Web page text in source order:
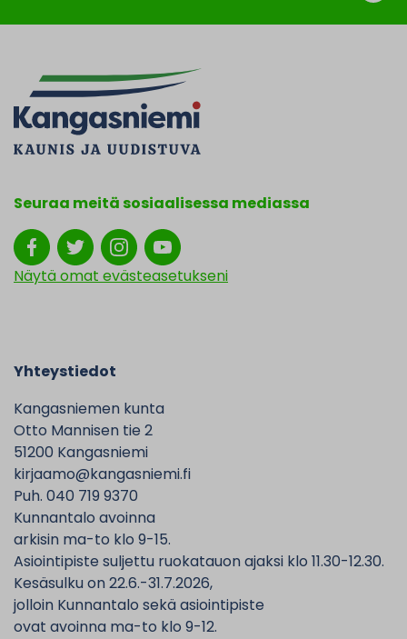
Seuraa meitä sosiaalisessa mediassa
Näytä omat evästeasetukseni
Yhteystiedot
Kangasniemen kunta
Otto Mannisen tie 2
51200 Kangasniemi
kirjaamo@kangasniemi.fi
Puh. 040 719 9370
Kunnantalo avoinna
arkisin ma-to klo 9-15.
Asiointipiste suljettu ruokatauon ajaksi klo 11.30-12.30.
Kesäsulku on 22.6.-31.7.2026,
jolloin Kunnantalo sekä asiointipiste
ovat avoinna ma-to klo 9-12.